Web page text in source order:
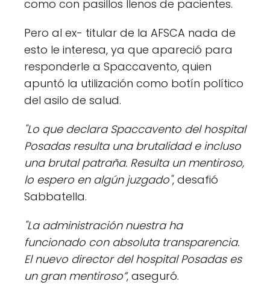
como con pasillos llenos de pacientes.
Pero al ex- titular de la AFSCA nada de
esto le interesa, ya que apareció para
responderle a Spaccavento, quien
apuntó la utilización como botín político
del asilo de salud.
"Lo que declara Spaccavento del hospital
Posadas resulta una brutalidad e incluso
una brutal patraña. Resulta un mentiroso,
lo espero en algún juzgado", desafió
Sabbatella.
"La administración nuestra ha
funcionado con absoluta transparencia.
El nuevo director del hospital Posadas es
un gran mentiroso”, aseguró.